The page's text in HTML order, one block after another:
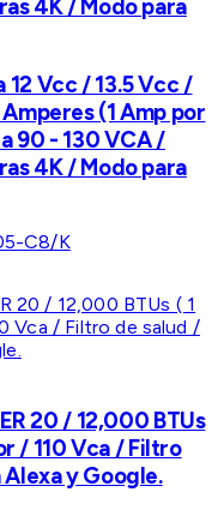
4K / Modo para
12 Vcc / 13.5 Vcc /
(1 Amp por
90 - 130 VCA /
4K / Modo para
C8/K
20 / 12,000 BTUs
/ 110 Vca / Filtro
y Google.